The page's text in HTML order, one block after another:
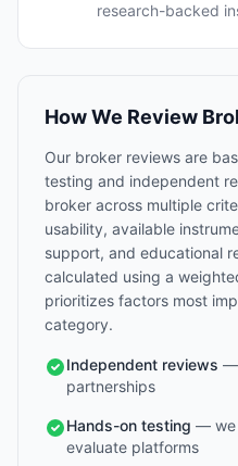
research-backed
How We Review
Our broker reviews are
testing and independent
broker across multiple
usability, available
support, and educational
calculated using a
prioritizes factors most
category.
Independent reviews —
partnerships
Hands-on testing — we
evaluate platforms